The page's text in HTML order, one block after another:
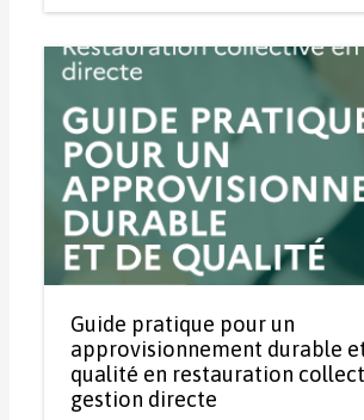
Guide pratique pour un
approvisionnement durable
qualité en restauration
gestion directe